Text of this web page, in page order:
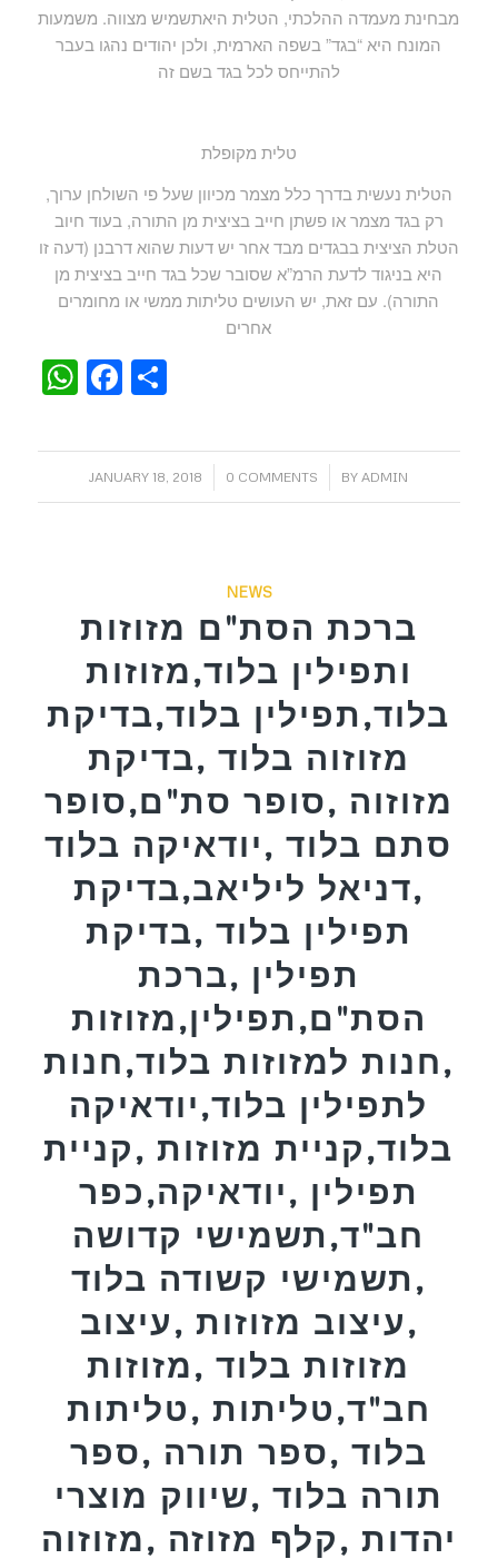
מבחינת מעמדה ההלכתי, הטלית היאתשמיש מצווה. משמעות
המונח היא “בגד” בשפה הארמית, ולכן יהודים נהגו בעבר
להתייחס לכל בגד בשם זה
טלית מקופלת
הטלית נעשית בדרך כלל מצמר מכיוון שעל פי השולחן ערוך,
רק בגד מצמר או פשתן חייב בציצית מן התורה, בעוד חיוב
הטלת הציצית בבגדים מבד אחר יש דעות שהוא דרבנן (דעה זו
היא בניגוד לדעת הרמ”א שסובר שכל בגד חייב בציצית מן
התורה). עם זאת, יש העושים טליתות ממשי או מחומרים
אחרים
WhatsApp
Facebook
Share
JANUARY 18, 2018
/ 0 COMMENTS
/ BY ADMIN
NEWS
ברכת הסת"ם מזוזות
ותפילין בלוד,מזוזות
בלוד,תפילין בלוד,בדיקת
מזוזוה בלוד ,בדיקת
מזוזוה ,סופר סת"ם,סופר
סתם בלוד ,יודאיקה בלוד
,דניאל ליליאב,בדיקת
תפילין בלוד ,בדיקת
תפילין ,ברכת
הסת"ם,תפילין,מזוזות
,חנות למזוזות בלוד,חנות
לתפילין בלוד,יודאיקה
בלוד,קניית מזוזות ,קניית
תפילין ,יודאיקה,כפר
חב"ד,תשמישי קדושה
,תשמישי קשודה בלוד
,עיצוב מזוזות ,עיצוב
מזוזות בלוד ,מזוזות
חב"ד,טליתות ,טליתות
בלוד ,ספר תורה ,ספר
תורה בלוד ,שיווק מוצרי
יהדות ,קלף מזוזה ,מזוזוה